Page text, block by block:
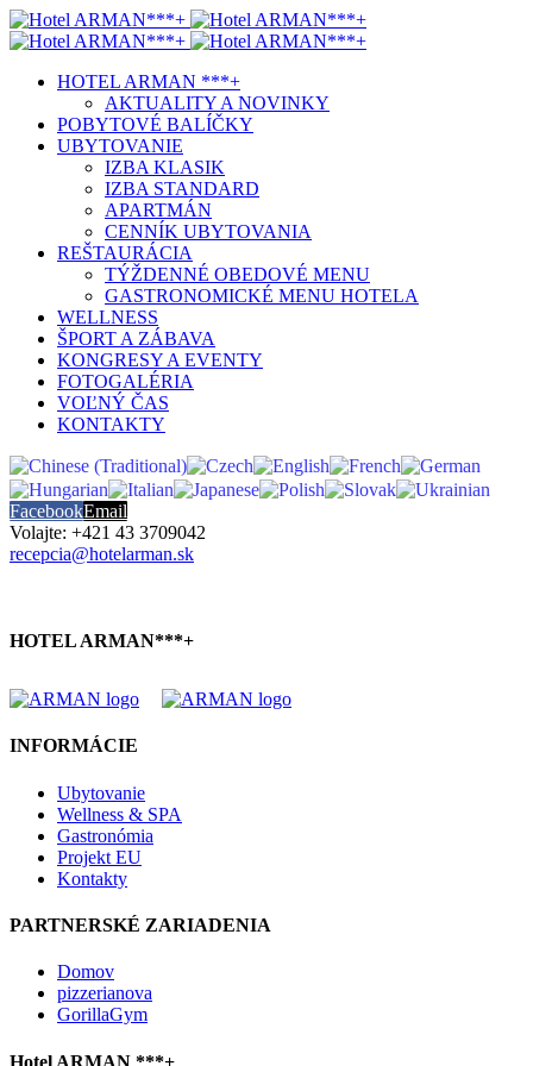
HOTEL ARMAN ***+
AKTUALITY A NOVINKY
POBYTOVÉ BALÍČKY
UBYTOVANIE
IZBA KLASIK
IZBA STANDARD
APARTMÁN
CENNÍK UBYTOVANIA
REŠTAURÁCIA
TÝŽDENNÉ OBEDOVÉ MENU
GASTRONOMICKÉ MENU HOTELA
WELLNESS
ŠPORT A ZÁBAVA
KONGRESY A EVENTY
FOTOGALÉRIA
VOĽNÝ ČAS
KONTAKTY
FacebookEmail
Volajte: +421 43 3709042
recepcia@hotelarman.sk
HOTEL ARMAN***+
INFORMÁCIE
Ubytovanie
Wellness & SPA
Gastronómia
Projekt EU
Kontakty
PARTNERSKÉ ZARIADENIA
Domov
pizzerianova
GorillaGym
Hotel ARMAN ***+